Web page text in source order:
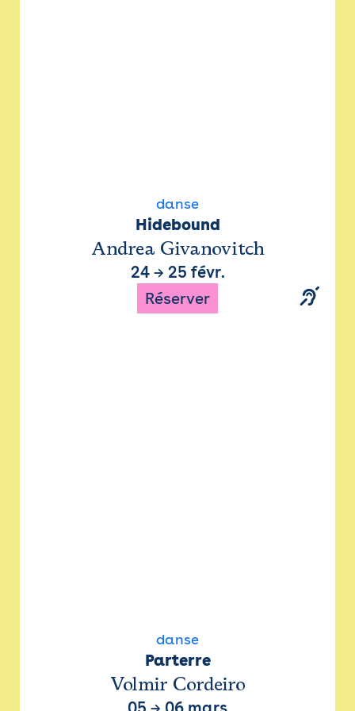
danse
Hidebound
Andrea Givanovitch
24→ 25 févr.
Réserver
danse
Parterre
Volmir Cordeiro